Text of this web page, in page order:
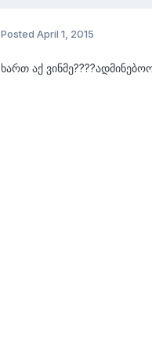
Posted April 1, 2015
ხართ აქ